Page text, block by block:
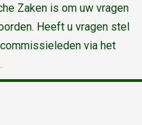
Zaken is om uw vragen
Heeft u vragen stel
via het